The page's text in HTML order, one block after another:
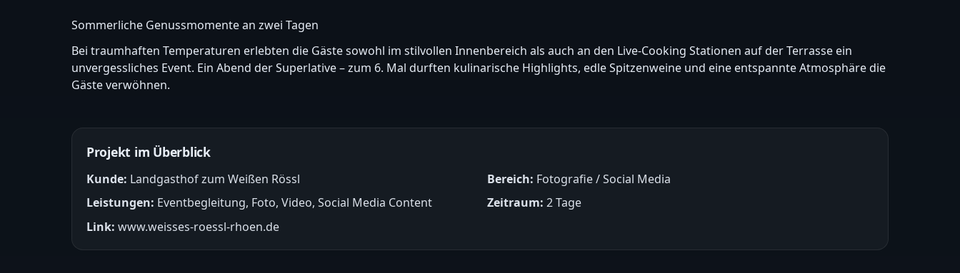
Sommerliche Genussmomente an zwei Tagen
Bei traumhaften Temperaturen erlebten die Gäste sowohl im stilvollen Innenbereich als auch an den Live-Cooking Stationen auf der Terrasse ein
unvergessliches Event. Ein Abend der Superlative – zum 6. Mal durften kulinarische Highlights, edle Spitzenweine und eine entspannte Atmosphäre die
Gäste verwöhnen.
Projekt im Überblick
Kunde: Landgasthof zum Weißen Rössl Bereich: Fotografie / Social Media
Leistungen: Eventbegleitung, Foto, Video, Social Media Content Zeitraum: 2 Tage
Link: www.weisses-roessl-rhoen.de